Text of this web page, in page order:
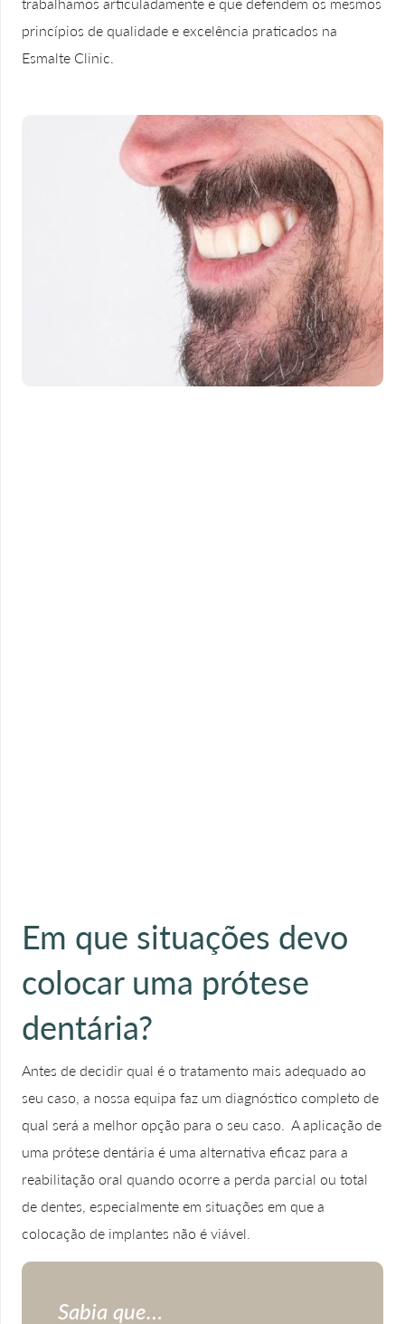
princípios de qualidade e excelência praticados na
Esmalte Clinic.
Em que situações devo
colocar uma prótese
dentária?
Antes de decidir qual é o tratamento mais adequado ao
seu caso, a nossa equipa faz um diagnóstico completo de
qual será a melhor opção para o seu caso. A aplicação de
uma prótese dentária é uma alternativa eficaz para a
reabilitação oral quando ocorre a perda parcial ou total
de dentes, especialmente em situações em que a
colocação de implantes não é viável.
Sabia que…